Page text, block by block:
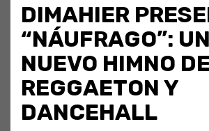
DIMAHIER
“NÁUFRAGO”: UN
NUEVO HIMNO DE
REGGAETON Y
DANCEHALL